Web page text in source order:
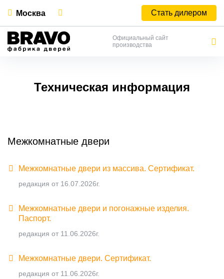
Москва Стать дилером
Официальный сайт
производства
Техническая информация
Межкомнатные двери
Межкомнатные двери из массива. Сертификат.
редакция от 16.07.2026г.
Межкомнатные двери и погонажные изделия.
Паспорт.
редакция от 11.06.2026г.
Межкомнатные двери. Сертификат.
редакция от 11.06.2026г.